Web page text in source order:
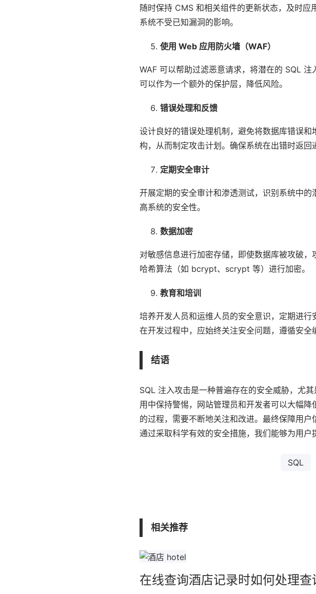
随时保持 CMS 和相关组件的更新状态，及时
系统不受已知漏洞的影响。
使用 Web 应用防火墙（WAF）
WAF 可以帮助过滤恶意请求，将潜在的 SQL
可以作为一个额外的保护层，降低风险。
错误处理和反馈
设计良好的错误处理机制，避免将数据库错误
构，从而制定攻击计划。确保系统在出错时返回
定期安全审计
开展定期的安全审计和渗透测试，识别系统中
高系统的安全性。
数据加密
对敏感信息进行加密存储，即使数据库被攻破
哈希算法（如 bcrypt、scrypt 等）进行加密。
教育和培训
培养开发人员和运维人员的安全意识，定期进行
在开发过程中，应始终关注安全问题，遵循安全
结语
SQL 注入攻击是一种普遍存在的安全威胁，尤
用中保持警惕，网站管理员和开发者可以大幅
的过程，需要不断地关注和改进。最终保障用户
通过采取科学有效的安全措施，我们能够为用户
SQL
相关推荐
在线查询酒店记录时如何处理查